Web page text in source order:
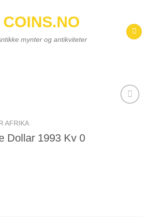
COINS.NO
mynter og antikviteter
AFRIKA
Dollar 1993 Kv 0